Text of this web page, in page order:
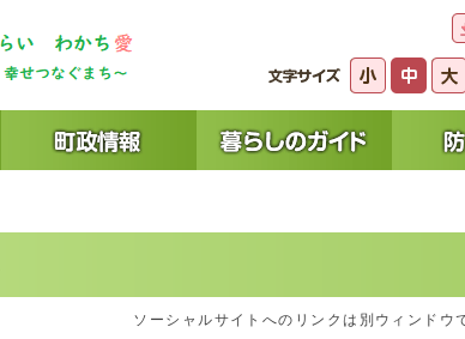
ソーシャルサイトへのリンクは別ウィンドウ